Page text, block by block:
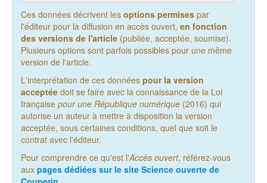
Ces données décrivent les options permises par
l'éditeur pour la diffusion en accès ouvert, en fonction
des versions de l'article (publiée, acceptée, soumise).
Plusieurs options sont parfois possibles pour une même
version de l'article.
L'interprétation de ces données pour la version
acceptée doit se faire avec la connaissance de la Loi
française pour une République numérique (2016) qui
autorise un auteur à mettre à disposition la version
acceptée, sous certaines conditions, quel que soit le
contrat avec l'éditeur.
Pour comprendre ce qu'est l'Accès ouvert, référez-vous
aux pages dédiées sur le site Science ouverte de